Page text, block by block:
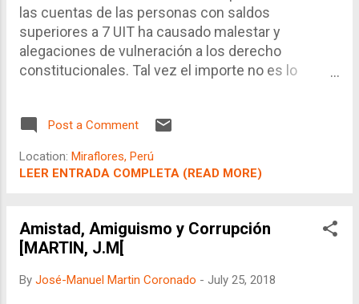
las cuentas de las personas con saldos
superiores a 7 UIT ha causado malestar y
alegaciones de vulneración a los derecho
constitucionales. Tal vez el importe no es lo
operaciones en sí mismas, sobre todo si son
saben qué operaciones son irregulares y por lo
tanto éstas deberían ser reportadas a SUNAT y
Post a Comment
Location: Miraflores, Perú
LEER ENTRADA COMPLETA (READ MORE)
Amistad, Amiguismo y Corrupción
[MARTIN, J.M[
By José-Manuel Martin Coronado - July 25, 2018